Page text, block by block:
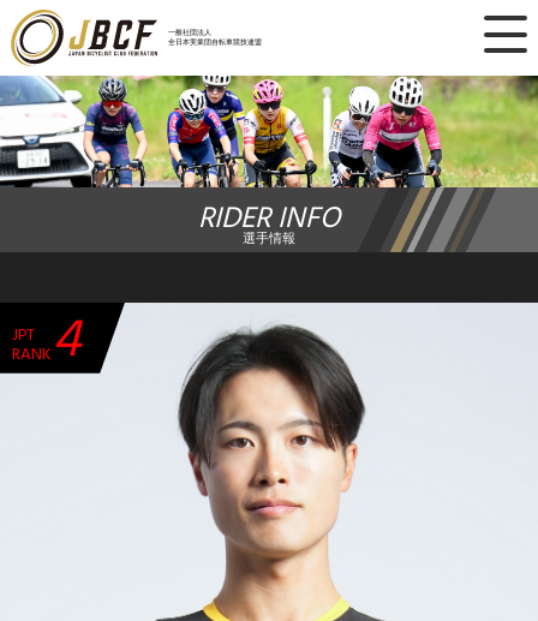
一般社団法人
全日本実業団自転車競技連盟
×
ニュース
レース日程
ランキング
チーム・選手
競技ガイド
加盟・登録
エントリー
JBCF ROAD SERIESとは
RIDER INFO
選手情報
JPT
RANK4